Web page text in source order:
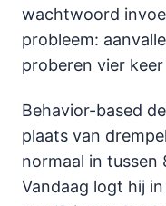
wachtwoord
probleem:
proberen vier
Behavior-based
plaats van
normaal in tussen
Vandaag logt hij